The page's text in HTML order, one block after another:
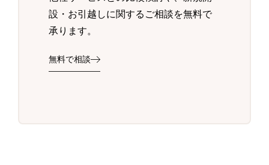
設・お引越しに関するご相談を無料で
承ります。
無料で相談